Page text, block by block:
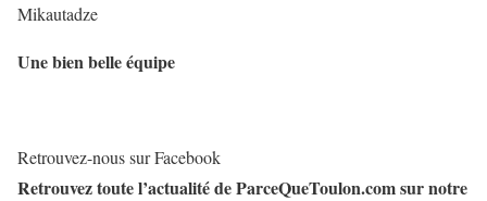
Mikautadze
Une bien belle équipe
Retrouvez-nous sur Facebook
Retrouvez toute l’actualité de ParceQueToulon.com sur notre